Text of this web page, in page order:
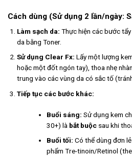
Cách dùng (Sử dụng 2 lần/ngày:
Làm sạch da: Thực hiện các bước
da bằng Toner.
Sử dụng Clear Fx: Lấy một lượng
hoặc một đốt ngón tay), thoa nhẹ
trung vào các vùng da có sắc tố
Tiếp tục các bước khác:
Buổi sáng: Sử dụng kem
30+) là bắt buộc sau khi
Buổi tối: Có thể dùng đơn
phẩm Tre-tinoin/Retinol